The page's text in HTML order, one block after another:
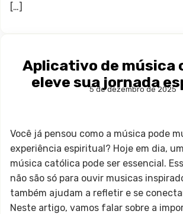
[…]
Aplicativo de música
eleve sua jornada
5 de dezembro de 2025
Você já pensou como a música pode
experiência espiritual? Hoje em dia,
música católica pode ser essencial.
não são só para ouvir musicas
também ajudam a refletir e se
Neste artigo, vamos falar sobre a